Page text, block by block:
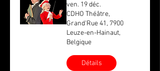
ven. 19 déc.
CDHO Théâtre,
Grand'Rue 41, 7900
Leuze-en-Hainaut,
Belgique
Détails